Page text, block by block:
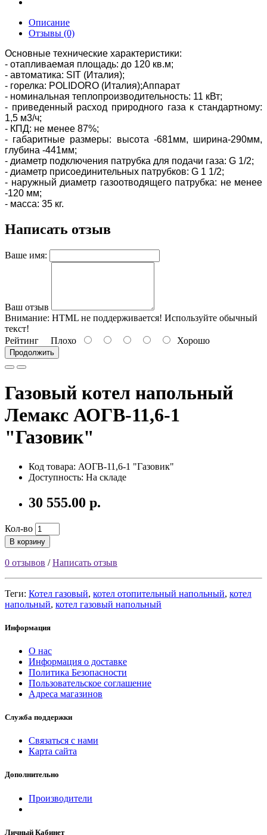
Описание
Отзывы (0)
Основные технические характеристики:
- отапливаемая площадь: до 120 кв.м;
- автоматика: SIT (Италия);
- горелка: POLIDORO (Италия);Аппарат
- номинальная теплопроизводительность: 11 кВт;
- приведенный расход природного газа к стандартному:
1,5 м3/ч;
- КПД: не менее 87%;
- габаритные размеры: высота -681мм, ширина-290мм,
глубина -441мм;
- диаметр подключения патрубка для подачи газа: G 1/2;
- диаметр присоединительных патрубков: G 1 1/2;
- наружный диаметр газоотводящего патрубка: не менее
-120 мм;
- масса: 35 кг.
Написать отзыв
Ваше имя:
Ваш отзыв
Внимание: HTML не поддерживается! Используйте обычный
текст!
Рейтинг Плохо Хорошо
Продолжить
Газовый котел напольный
Лемакс АОГВ-11,6-1
"Газовик"
Код товара: АОГВ-11,6-1 "Газовик"
Доступность: На складе
30 555.00 р.
Кол-во
В корзину
0 отзывов /Написать отзыв
Теги: Котел газовый, котел отопительный напольный, котел
напольный, котел газовый напольный
Информация
О нас
Информация о доставке
Политика Безопасности
Пользовательское соглашение
Адреса магазинов
Служба поддержки
Связаться с нами
Карта сайта
Дополнительно
Производители
Личный Кабинет